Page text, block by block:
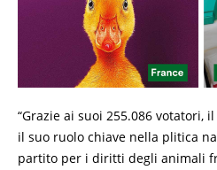
“Grazie ai suoi 255.086 votatori, il
il suo ruolo chiave nella plitica
partito per i diritti degli animali